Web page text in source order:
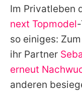
Im Privatleben
next Topmodel
so einiges:
ihr Partner
erneut
anderen